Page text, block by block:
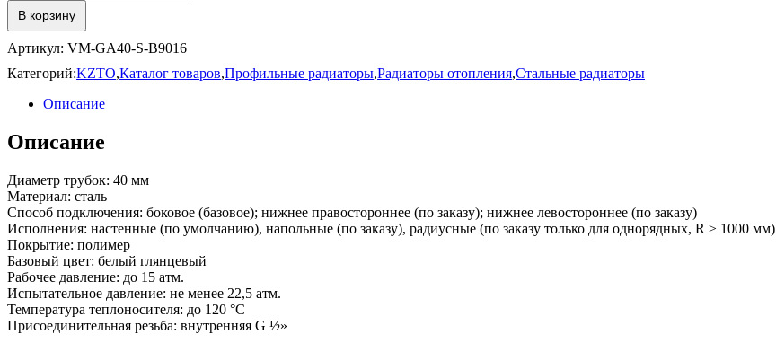
А40
В корзину
Артикул: VM-GА40-S-B9016
Категорий:KZTO,Каталог товаров,Профильные радиаторы,Радиаторы отопления,Стальные радиаторы
Описание
Описание
Диаметр трубок: 40 мм
Материал: сталь
Способ подключения: боковое (базовое); нижнее правостороннее (по заказу); нижнее левостороннее (по заказу)
Исполнения: настенные (по умолчанию), напольные (по заказу), радиусные (по заказу только для однорядных, R ≥ 1000 мм)
Покрытие: полимер
Базовый цвет: белый глянцевый
Рабочее давление: до 15 атм.
Испытательное давление: не менее 22,5 атм.
Температура теплоносителя: до 120 °C
Присоединительная резьба: внутренняя G ½»